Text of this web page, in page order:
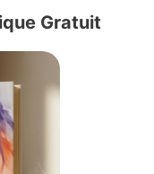
Gratuit